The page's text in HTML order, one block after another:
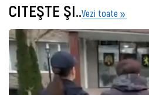
CITEŞTE ŞI..Vezi toate